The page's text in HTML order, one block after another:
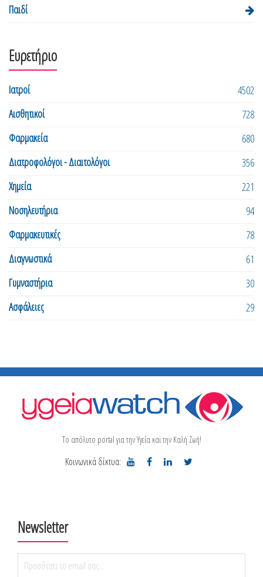
Παιδί
Ευρετήριο
Ιατροί
4502
Αισθητικοί
728
Φαρμακεία
680
Διατροφολόγοι - Διαιτολόγοι
356
Χημεία
221
Νοσηλευτήρια
94
Φαρμακευτικές
78
Διαγνωστικά
61
Γυμναστήρια
30
Ασφάλειες
29
Το απόλυτο portal για την Υγεία και την Καλή Ζωή!
Κοινωνικά δίκτυα:
Newsletter